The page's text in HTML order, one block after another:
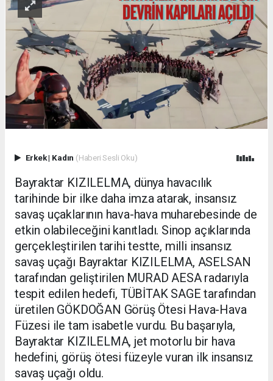
Erkek| Kadın (Haberi Sesli Oku)
Bayraktar KIZILELMA, dünya havacılık
tarihinde bir ilke daha imza atarak, insansız
savaş uçaklarının hava-hava muharebesinde de
etkin olabileceğini kanıtladı. Sinop açıklarında
gerçekleştirilen tarihi testte, milli insansız
savaş uçağı Bayraktar KIZILELMA, ASELSAN
tarafından geliştirilen MURAD AESA radarıyla
tespit edilen hedefi, TÜBİTAK SAGE tarafından
üretilen GÖKDOĞAN Görüş Ötesi Hava-Hava
Füzesi ile tam isabetle vurdu. Bu başarıyla,
Bayraktar KIZILELMA, jet motorlu bir hava
hedefini, görüş ötesi füzeyle vuran ilk insansız
savaş uçağı oldu.